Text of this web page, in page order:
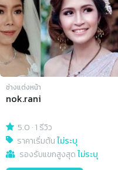
ช่างแต่งหน้า
nok.rani
5.0 ·1 รีวิว
ราคาเริ่มต้นไม่ระบุ
รองรับแขกสูงสุดไม่ระบุ